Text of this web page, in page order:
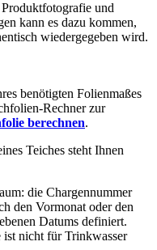
und
kann es dazu kommen,
wiedergegeben wird.
benötigten Folienmaßes
Rechner zur
berechnen.
Teiches steht Ihnen
die Chargennummer
den Vormonat oder den
Datums definiert.
ist nicht für Trinkwasser